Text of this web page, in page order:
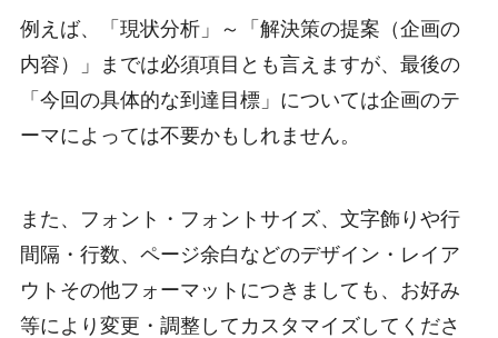
例えば、「現状分析」～「解決策の提案（企画の
内容）」までは必須項目とも言えますが、最後の
「今回の具体的な到達目標」については企画のテ
ーマによっては不要かもしれません。
また、フォント・フォントサイズ、文字飾りや行
間隔・行数、ページ余白などのデザイン・レイア
ウトその他フォーマットにつきましても、お好み
等により変更・調整してカスタマイズしてくださ